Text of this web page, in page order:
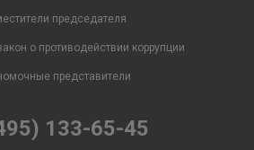
председателя
о противодействии коррупции
представители
133-65-45